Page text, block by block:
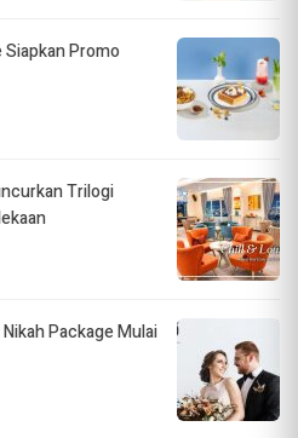
Promo
Trilogi
Package Mulai